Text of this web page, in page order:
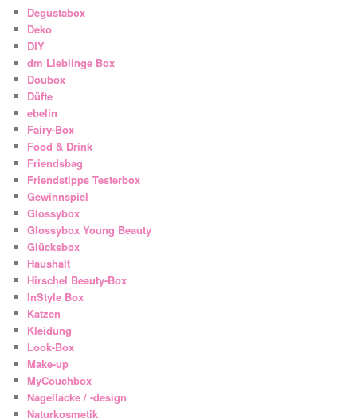
Degustabox
Deko
DIY
dm Lieblinge Box
Doubox
Düfte
ebelin
Fairy-Box
Food & Drink
Friendsbag
Friendstipps Testerbox
Gewinnspiel
Glossybox
Glossybox Young Beauty
Glücksbox
Haushalt
Hirschel Beauty-Box
InStyle Box
Katzen
Kleidung
Look-Box
Make-up
MyCouchbox
Nagellacke / -design
Naturkosmetik